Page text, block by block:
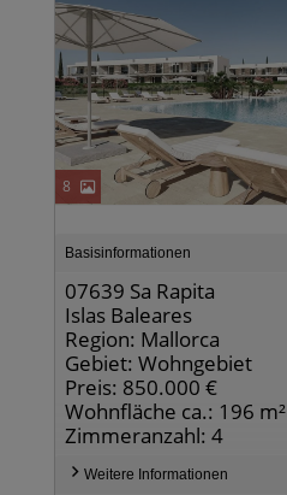
8
Basisinformationen
07639 Sa Rapita
Islas Baleares
Region: Mallorca
Gebiet: Wohngebiet
Preis: 850.000 €
Wohnfläche ca.: 196 m²
Zimmeranzahl: 4
Weitere Informationen